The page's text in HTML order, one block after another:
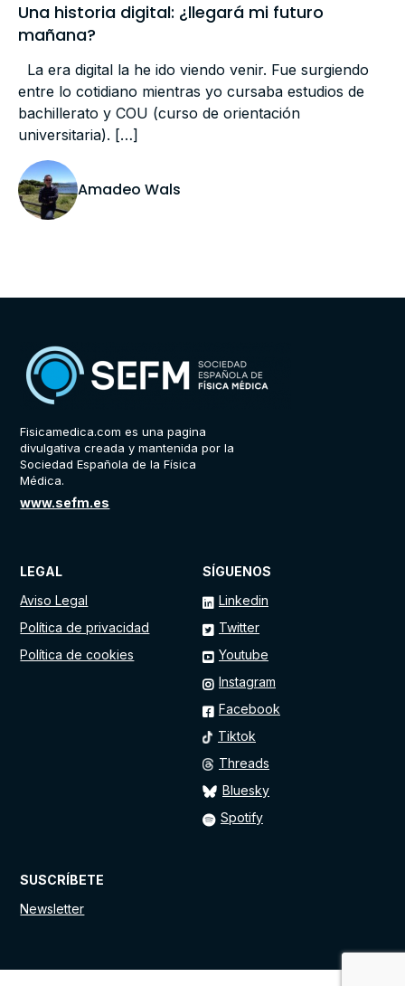
Una historia digital: ¿llegará mi futuro
mañana?
La era digital la he ido viendo venir. Fue surgiendo
entre lo cotidiano mientras yo cursaba estudios de
bachillerato y COU (curso de orientación
universitaria). […]
Amadeo Wals
Fisicamedica.com es una pagina
divulgativa creada y mantenida por la
Sociedad Española de la Física
Médica.
www.sefm.es
SUSCRÍBETE
Newsletter
SÍGUENOS
Linkedin
Twitter
Youtube
Instagram
Facebook
Tiktok
Threads
Bluesky
Spotify
LEGAL
Aviso Legal
Política de privacidad
Política de cookies